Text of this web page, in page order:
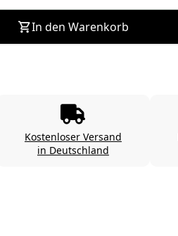
In den Warenkorb
Kostenloser Versand
in Deutschland